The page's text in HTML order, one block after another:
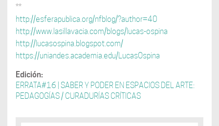
**
http://esferapublica.org/nfblog/?author=40
http://www.lasillavacia.com/blogs/lucas-ospina
http://lucasospina.blogspot.com/
https://uniandes.academia.edu/LucasOspina
Edición:
ERRATA#16 | SABER Y PODER EN ESPACIOS DEL ARTE:
PEDAGOGÍAS / CURADURÍAS CRÍTICAS